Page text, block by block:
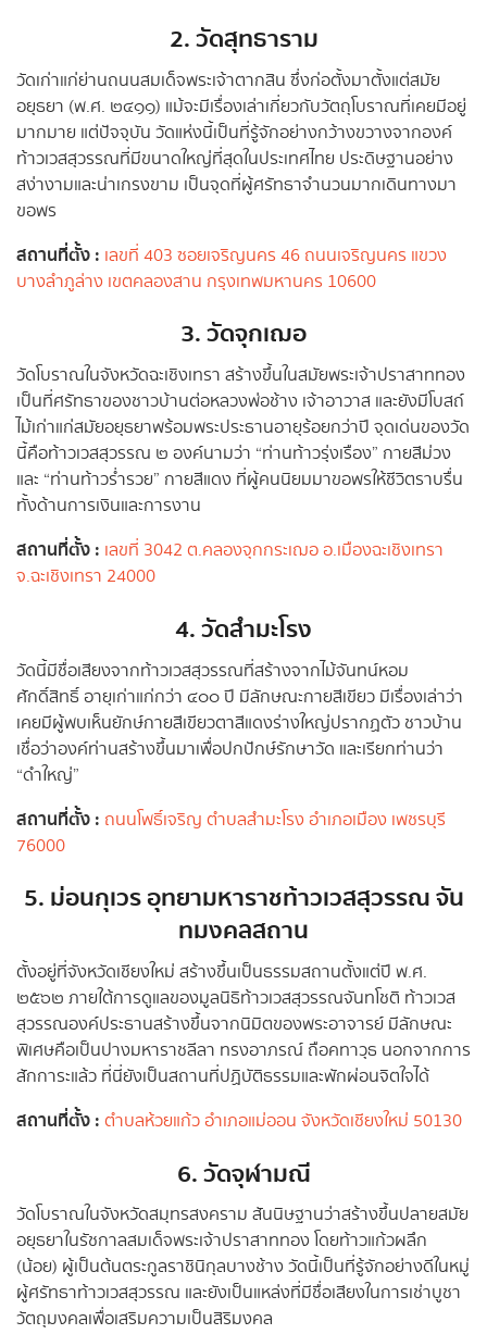
2. วัดสุทธาราม
วัดเก่าแก่ย่านถนนสมเด็จพระเจ้าตากสิน ซึ่งก่อตั้งมาตั้งแต่สมัย
อยุธยา (พ.ศ. ๒๔๑๑) แม้จะมีเรื่องเล่าเกี่ยวกับวัตถุโบราณที่เคยมีอยู่
มากมาย แต่ปัจจุบัน วัดแห่งนี้เป็นที่รู้จักอย่างกว้างขวางจากองค์
ท้าวเวสสุวรรณที่มีขนาดใหญ่ที่สุดในประเทศไทย ประดิษฐานอย่าง
สง่างามและน่าเกรงขาม เป็นจุดที่ผู้ศรัทธาจำนวนมากเดินทางมา
ขอพร
สถานที่ตั้ง : เลขที่ 403 ซอยเจริญนคร 46 ถนนเจริญนคร แขวง
บางลำภูล่าง เขตคลองสาน กรุงเทพมหานคร 10600
3. วัดจุกเฌอ
วัดโบราณในจังหวัดฉะเชิงเทรา สร้างขึ้นในสมัยพระเจ้าปราสาททอง
เป็นที่ศรัทธาของชาวบ้านต่อหลวงพ่อช้าง เจ้าอาวาส และยังมีโบสถ์
ไม้เก่าแก่สมัยอยุธยาพร้อมพระประธานอายุร้อยกว่าปี จุดเด่นของวัด
นี้คือท้าวเวสสุวรรณ ๒ องค์นามว่า “ท่านท้าวรุ่งเรือง” กายสีม่วง
และ “ท่านท้าวร่ำรวย” กายสีแดง ที่ผู้คนนิยมมาขอพรให้ชีวิตราบรื่น
ทั้งด้านการเงินและการงาน
สถานที่ตั้ง : เลขที่ 3042 ต.คลองจุกกระเฌอ อ.เมืองฉะเชิงเทรา
จ.ฉะเชิงเทรา 24000
4. วัดสำมะโรง
วัดนี้มีชื่อเสียงจากท้าวเวสสุวรรณที่สร้างจากไม้จันทน์หอม
ศักดิ์สิทธิ์ อายุเก่าแก่กว่า ๔๐๐ ปี มีลักษณะกายสีเขียว มีเรื่องเล่าว่า
เคยมีผู้พบเห็นยักษ์กายสีเขียวตาสีแดงร่างใหญ่ปรากฏตัว ชาวบ้าน
เชื่อว่าองค์ท่านสร้างขึ้นมาเพื่อปกปักษ์รักษาวัด และเรียกท่านว่า
“ดำใหญ่”
สถานที่ตั้ง : ถนนโพธิ์เจริญ ตำบลสำมะโรง อำเภอเมือง เพชรบุรี
76000
5. ม่อนกุเวร อุทยามหาราชท้าวเวสสุวรรณ จัน
ทมงคลสถาน
ตั้งอยู่ที่จังหวัดเชียงใหม่ สร้างขึ้นเป็นธรรมสถานตั้งแต่ปี พ.ศ.
๒๕๖๒ ภายใต้การดูแลของมูลนิธิท้าวเวสสุวรรณจันทโชติ ท้าวเวส
สุวรรณองค์ประธานสร้างขึ้นจากนิมิตของพระอาจารย์ มีลักษณะ
พิเศษคือเป็นปางมหาราชลีลา ทรงอาภรณ์ ถือคทาวุธ นอกจากการ
สักการะแล้ว ที่นี่ยังเป็นสถานที่ปฏิบัติธรรมและพักผ่อนจิตใจได้
สถานที่ตั้ง : ตำบลห้วยแก้ว อำเภอแม่ออน จังหวัดเชียงใหม่ 50130
6. วัดจุฬามณี
วัดโบราณในจังหวัดสมุทรสงคราม สันนิษฐานว่าสร้างขึ้นปลายสมัย
อยุธยาในรัชกาลสมเด็จพระเจ้าปราสาททอง โดยท้าวแก้วผลึก
(น้อย) ผู้เป็นต้นตระกูลราชินิกุลบางช้าง วัดนี้เป็นที่รู้จักอย่างดีในหมู่
ผู้ศรัทธาท้าวเวสสุวรรณ และยังเป็นแหล่งที่มีชื่อเสียงในการเช่าบูชา
วัตถุมงคลเพื่อเสริมความเป็นสิริมงคล